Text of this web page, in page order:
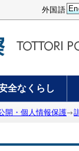
外国語
全なくらし
開・個人情報保護